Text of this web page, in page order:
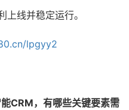
线并稳定运行。
lpgyy2
CRM，有哪些关键要素需